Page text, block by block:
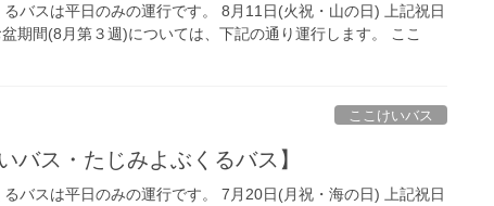
バスは平日のみの運行です。 8月11日(火祝・山の日) 上記祝日
期間(8月第３週)については、下記の通り運行します。 ここ
ここけいバス
バス・たじみよぶくるバス】
バスは平日のみの運行です。 7月20日(月祝・海の日) 上記祝日